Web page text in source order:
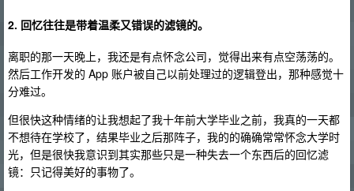
2. 回忆往往是带着温柔又错误的滤镜的。
离职的那一天晚上，我还是有点怀念公司，觉得出来有点空荡荡的。
然后工作开发的 App 账户被自己以前处理过的逻辑登出，那种感觉十
分难过。
但很快这种情绪的让我想起了我十年前大学毕业之前，我真的一天都
不想待在学校了，结果毕业之后那阵子，我的的确确常常怀念大学时
光，但是很快我意识到其实那些只是一种失去一个东西后的回忆滤
镜：只记得美好的事物了。